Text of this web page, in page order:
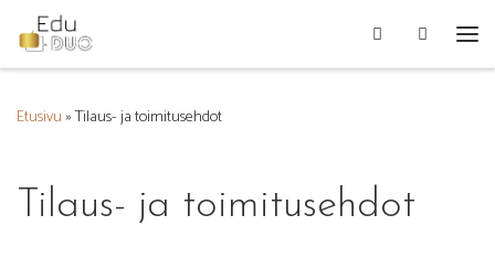
Skip to content Search
Etusivu»Tilaus- ja toimitusehdot
Tilaus- ja toimitusehdot